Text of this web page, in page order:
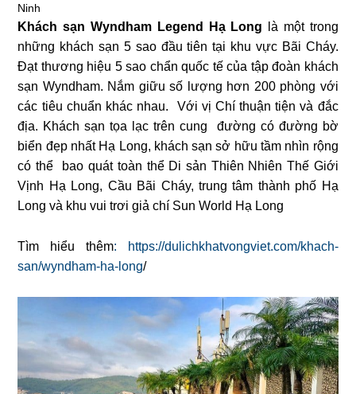
Ninh
Khách sạn Wyndham Legend Hạ Long
là một trong
những khách sạn 5 sao đầu tiên tại khu vực Bãi Cháy.
Đạt thương hiệu 5 sao chẩn quốc tế của tập đoàn khách
sạn Wyndham. Nắm giữu số lượng hơn 200 phòng với
các tiêu chuẩn khác nhau. Với vị Chí thuận tiện và đắc
địa. Khách sạn tọa lạc trên cung đường có đường bờ
biển đẹp nhất Hạ Long, khách sạn sở hữu tầm nhìn rộng
có thể bao quát toàn thể Di sản Thiên Nhiên Thế Giới
Vịnh Hạ Long, Cầu Bãi Cháy, trung tâm thành phố Hạ
Long và khu vui trơi giả chí Sun World Hạ Long
Tìm hiểu thêm: https://dulichkhatvongviet.com/khach-
san/wyndham-ha-long/